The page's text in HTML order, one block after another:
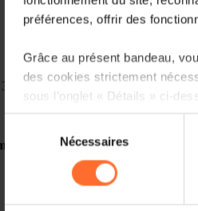
préférences, offrir des
Grâce au présent bandeau,
des cookies strictement
sous l’onglet « Détails » ci-
Il est précisé que la
sociaux, sauvegarde des
cas de refus de tous les
du
consentement
Nécessaires
Déc 2027
2026-2027